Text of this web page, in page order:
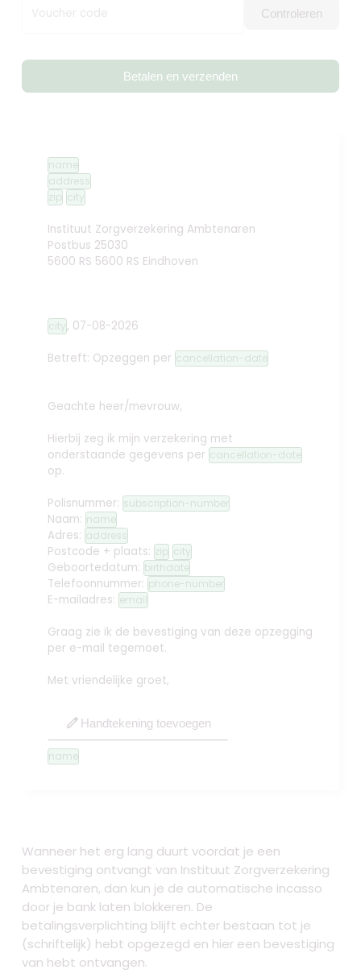
Voucher code Controleren
Betalen en verzenden
name
address
zip city
Instituut Zorgverzekering Ambtenaren
Postbus 25030
5600 RS 5600 RS Eindhoven
city, 07-08-2026
Betreft: Opzeggen per cancellation-date
Geachte heer/mevrouw,
Hierbij zeg ik mijn verzekering met
onderstaande gegevens per cancellation-date
op.
Polisnummer: subscription-number
Naam: name
Adres: address
Postcode + plaats: zip city
Geboortedatum: birthdate
Telefoonnummer: phone-number
E-mailadres: email
Graag zie ik de bevestiging van deze opzegging
per e-mail tegemoet.
Met vriendelijke groet,
edit Handtekening toevoegen
name
Wanneer het erg lang duurt voordat je een
bevestiging ontvangt van Instituut Zorgverzekering
Ambtenaren, dan kun je de automatische incasso
door je bank laten blokkeren. De
betalingsverplichting blijft echter bestaan tot je
(schriftelijk) hebt opgezegd en hier een bevestiging
van hebt ontvangen.